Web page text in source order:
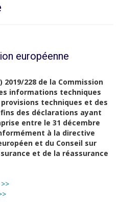
européenne
2019/228 de la Commission
informations techniques
techniques et des
des déclarations ayant
entre le 31 décembre
à la directive
et du Conseil sur
et de la réassurance